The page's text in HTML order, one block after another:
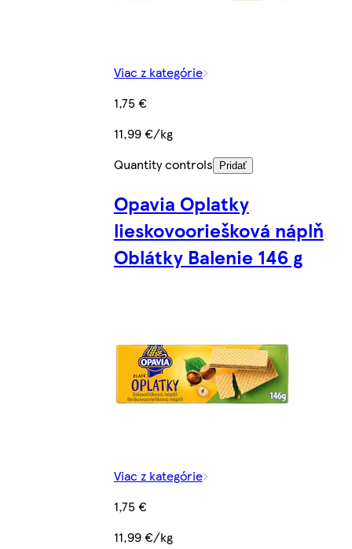
Viac z kategórie
1,75 €
11,99 €/kg
Quantity controls
Pridať
Opavia Oplatky
lieskovooriešková náplň
Oblátky Balenie 146 g
Viac z kategórie
1,75 €
11,99 €/kg